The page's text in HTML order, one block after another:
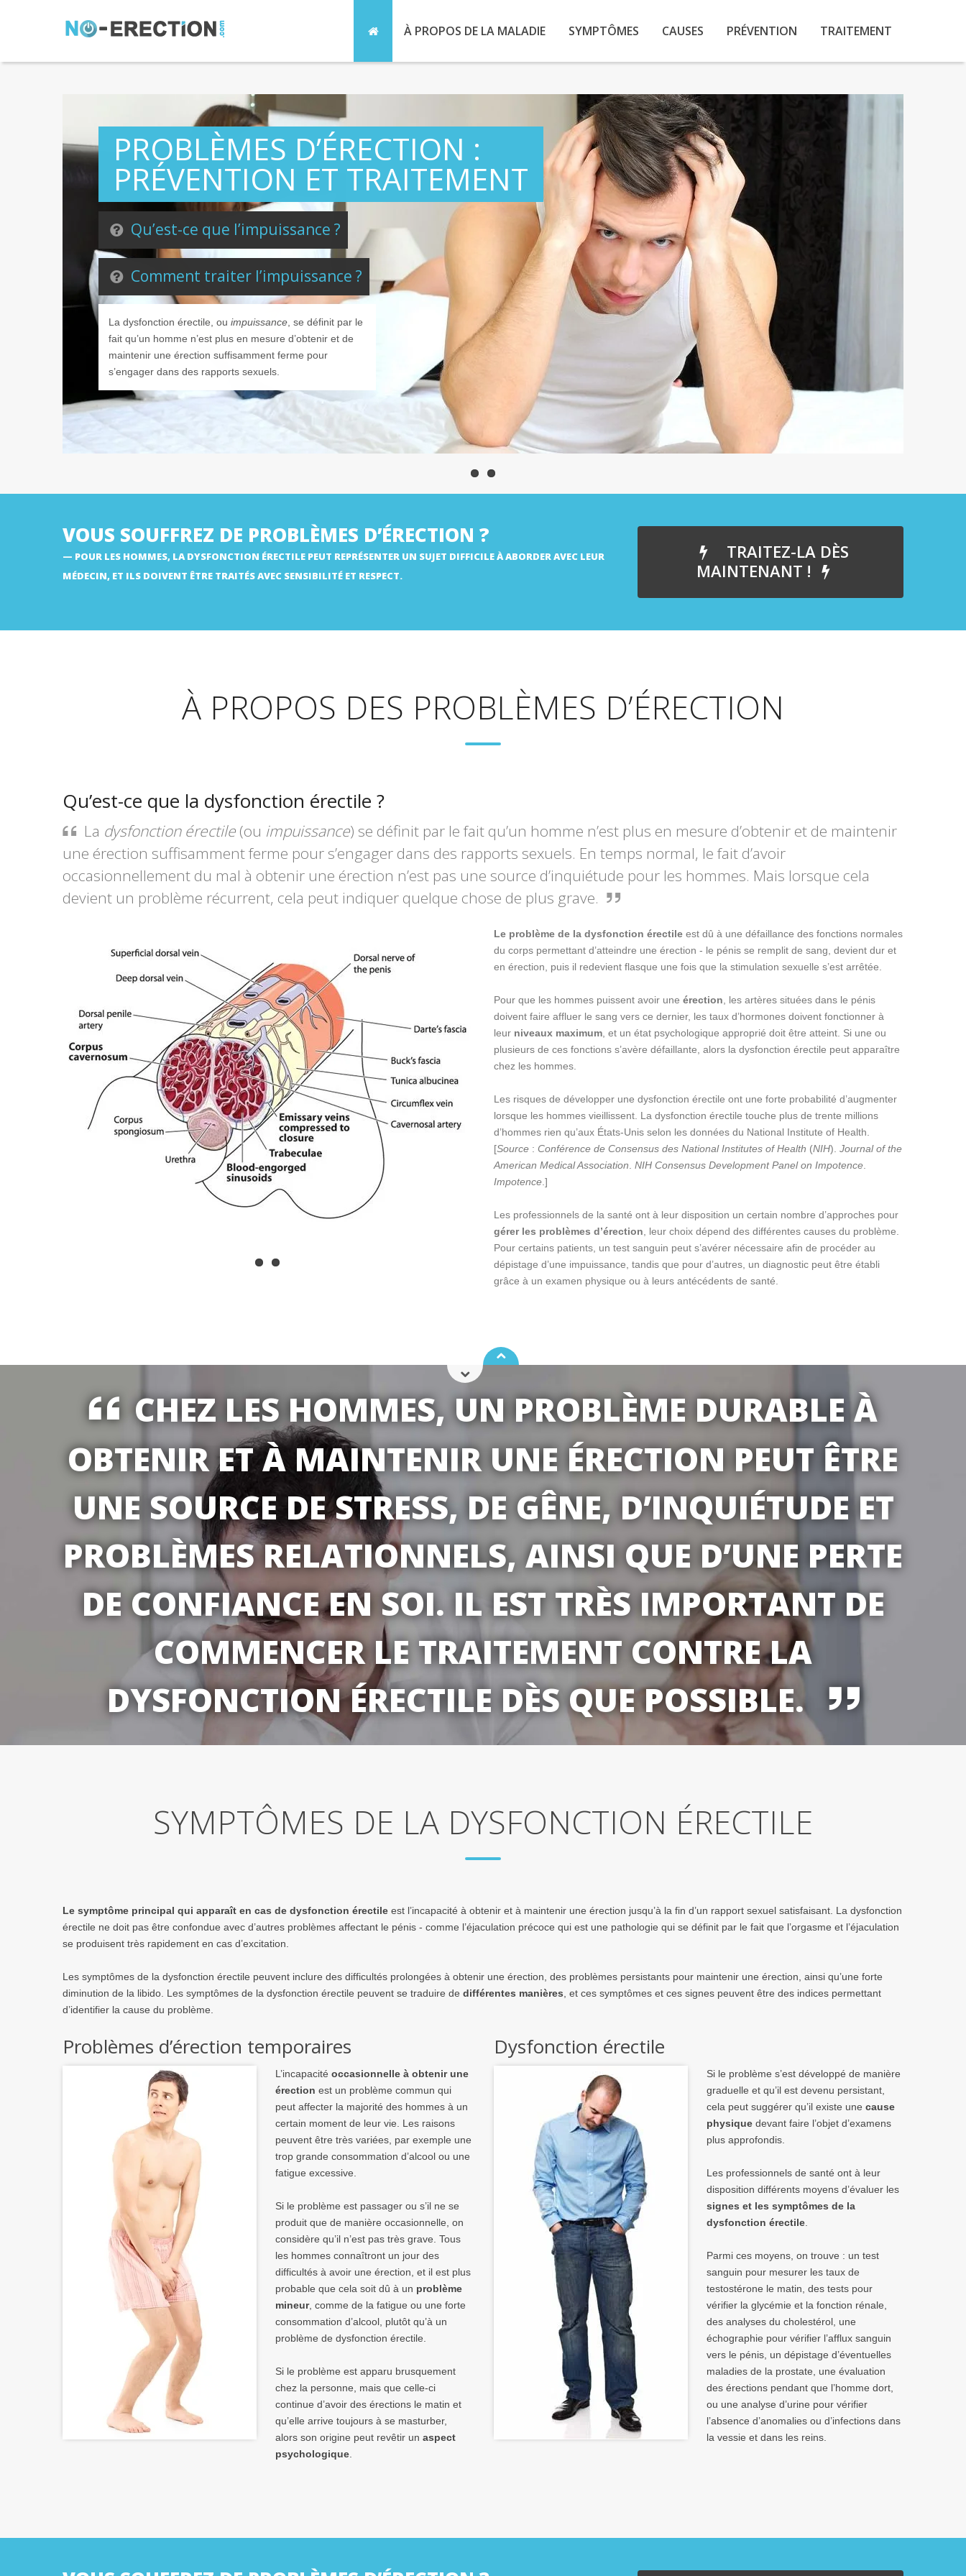
À PROPOS DE LA MALADIE SYMPTÔMES CAUSES PRÉVENTION TRAITEMENT
PROBLÈMES D’ÉRECTION :
PRÉVENTION ET TRAITEMENT
Qu’est-ce que l’impuissance ?
Comment traiter l’impuissance ?
La dysfonction érectile, ou impuissance, se définit par le
fait qu’un homme n’est plus en mesure d’obtenir et de
maintenir une érection suffisamment ferme pour
s’engager dans des rapports sexuels.
VOUS SOUFFREZ DE PROBLÈMES D’ÉRECTION ?
POUR LES HOMMES, LA DYSFONCTION ÉRECTILE PEUT REPRÉSENTER UN SUJET DIFFICILE À ABORDER AVEC LEUR
MÉDECIN, ET ILS DOIVENT ÊTRE TRAITÉS AVEC SENSIBILITÉ ET RESPECT.
TRAITEZ-LA DÈS
MAINTENANT !
À PROPOS DES PROBLÈMES D’ÉRECTION
Qu’est-ce que la dysfonction érectile ?
La dysfonction érectile(ou impuissance) se définit par le fait qu’un homme n’est plus en mesure d’obtenir et de maintenir
une érection suffisamment ferme pour s’engager dans des rapports sexuels. En temps normal, le fait d’avoir
occasionnellement du mal à obtenir une érection n’est pas une source d’inquiétude pour les hommes. Mais lorsque cela
devient un problème récurrent, cela peut indiquer quelque chose de plus grave.
Le problème de la dysfonction érectile est dû à une défaillance des fonctions normales
du corps permettant d’atteindre une érection - le pénis se remplit de sang, devient dur et
en érection, puis il redevient flasque une fois que la stimulation sexuelle s’est arrêtée.
Pour que les hommes puissent avoir une érection , les artères situées dans le pénis
doivent faire affluer le sang vers ce dernier, les taux d’hormones doivent fonctionner à
leur niveaux maximum , et un état psychologique approprié doit être atteint. Si une ou
plusieurs de ces fonctions s’avère défaillante, alors la dysfonction érectile peut apparaître
chez les hommes.
Les risques de développer une dysfonction érectile ont une forte probabilité d’augmenter
lorsque les hommes vieillissent. La dysfonction érectile touche plus de trente millions
d’hommes rien qu’aux États-Unis selon les données du National Institute of Health.
[Source : Conférence de Consensus des National Institutes of Health (NIH). Journal of the
American Medical Association NIH Consensus Development Panel on Impotence
Impotence .]
Les professionnels de la santé ont à leur disposition un certain nombre d’approches pour
gérer les problèmes d’érection , leur choix dépend des différentes causes du problème.
Pour certains patients, un test sanguin peut s’avérer nécessaire afin de procéder au
dépistage d’une impuissance, tandis que pour d’autres, un diagnostic peut être établi
grâce à un examen physique ou à leurs antécédents de santé.
CHEZ LES HOMMES, UN PROBLÈME DURABLE À
OBTENIR ET À MAINTENIR UNE ÉRECTION PEUT ÊTRE
UNE SOURCE DE STRESS, DE GÊNE, D’INQUIÉTUDE ET
PROBLÈMES RELATIONNELS, AINSI QUE D’UNE PERTE
DE CONFIANCE EN SOI. IL EST TRÈS IMPORTANT DE
COMMENCER LE TRAITEMENT CONTRE LA
DYSFONCTION ÉRECTILE DÈS QUE POSSIBLE.
SYMPTÔMES DE LA DYSFONCTION ÉRECTILE
Le symptôme principal qui apparaît en cas de dysfonction érectile est l’incapacité à obtenir et à maintenir une érection jusqu’à la fin d’un rapport sexuel satisfaisant. La dysfonction
érectile ne doit pas être confondue avec d’autres problèmes affectant le pénis - comme l’éjaculation précoce qui est une pathologie qui se définit par le fait que l’orgasme et l’éjaculation
se produisent très rapidement en cas d’excitation.
Les symptômes de la dysfonction érectile peuvent inclure des difficultés prolongées à obtenir une érection, des problèmes persistants pour maintenir une érection, ainsi qu’une forte
diminution de la libido. Les symptômes de la dysfonction érectile peuvent se traduire de différentes manières , et ces symptômes et ces signes peuvent être des indices permettant
d’identifier la cause du problème.
Problèmes d’érection temporaires
L’incapacitéoccasionnelle à obtenir une
érection est un problème commun qui
peut affecter la majorité des hommes à un
certain moment de leur vie. Les raisons
peuvent être très variées, par exemple une
trop grande consommation d’alcool ou une
fatigue excessive.
Si le problème est passager ou s’il ne se
produit que de manière occasionnelle, on
considère qu’il n’est pas très grave. Tous
les hommes connaîtront un jour des
difficultés à avoir une érection, et il est plus
probable que cela soit dû à un problème
mineur, comme de la fatigue ou une forte
consommation d’alcool, plutôt qu’à un
problème de dysfonction érectile.
Si le problème est apparu brusquement
chez la personne, mais que celle-ci
continue d’avoir des érections le matin et
qu’elle arrive toujours à se masturber,
alors son origine peut revêtir unaspect
psychologique
Dysfonction érectile
Si le problème s’est développé de manière
graduelle et qu’il est devenu persistant,
cela peut suggérer qu’il existe unecause
physique devant faire l’objet d’examens
plus approfondis.
Les professionnels de santé ont à leur
disposition différents moyens d’évaluer les
signes et les symptômes de la
dysfonction érectile
Parmi ces moyens, on trouve : un test
sanguin pour mesurer les taux de
testostérone le matin, des tests pour
vérifier la glycémie et la fonction rénale,
des analyses du cholestérol, une
échographie pour vérifier l’afflux sanguin
vers le pénis, un dépistage d’éventuelles
maladies de la prostate, une évaluation
des érections pendant que l’homme dort,
ou une analyse d’urine pour vérifier
l’absence d’anomalies ou d’infections dans
la vessie et dans les reins.